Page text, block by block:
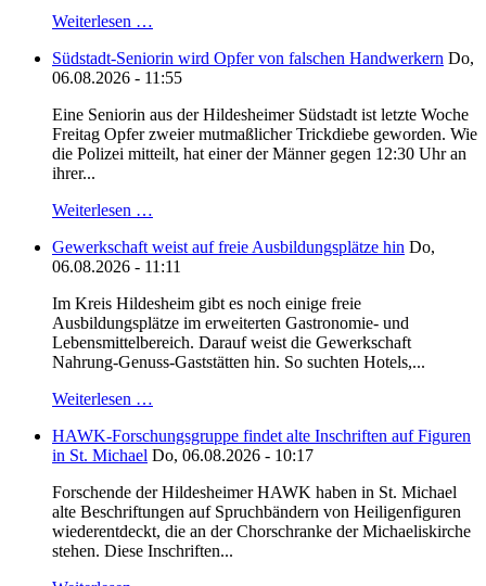
Weiterlesen …
Südstadt-Seniorin wird Opfer von falschen Handwerkern Do,
06.08.2026 - 11:55
Eine Seniorin aus der Hildesheimer Südstadt ist letzte Woche
Freitag Opfer zweier mutmaßlicher Trickdiebe geworden. Wie
die Polizei mitteilt, hat einer der Männer gegen 12:30 Uhr an
ihrer...
Weiterlesen …
Gewerkschaft weist auf freie Ausbildungsplätze hin Do,
06.08.2026 - 11:11
Im Kreis Hildesheim gibt es noch einige freie
Ausbildungsplätze im erweiterten Gastronomie- und
Lebensmittelbereich. Darauf weist die Gewerkschaft
Nahrung-Genuss-Gaststätten hin. So suchten Hotels,...
Weiterlesen …
HAWK-Forschungsgruppe findet alte Inschriften auf Figuren
in St. Michael Do, 06.08.2026 - 10:17
Forschende der Hildesheimer HAWK haben in St. Michael
alte Beschriftungen auf Spruchbändern von Heiligenfiguren
wiederentdeckt, die an der Chorschranke der Michaeliskirche
stehen. Diese Inschriften...